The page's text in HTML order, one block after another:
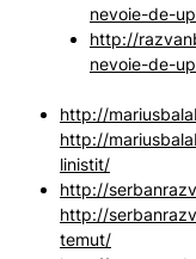
nevoie-de-
http://
nevoie-de-
http://
http://
linistit/
http://
http://
temut/